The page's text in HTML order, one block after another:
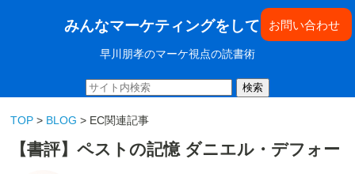
みんなマーケティングをしてきた
早川朋孝のマーケ視点の読書術
お問い合わせ
検索
TOP > BLOG > EC関連記事
【書評】ペストの記憶 ダニエル・デフォー